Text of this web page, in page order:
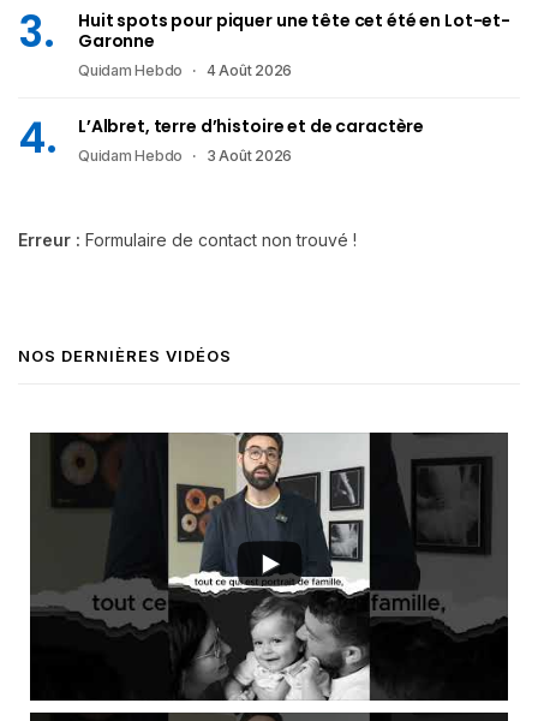
Huit spots pour piquer une tête cet été en Lot-et-
Garonne
Quidam Hebdo 4 Août 2026
L’Albret, terre d’histoire et de caractère
Quidam Hebdo 3 Août 2026
Erreur : Formulaire de contact non trouvé !
NOS DERNIÈRES VIDÉOS